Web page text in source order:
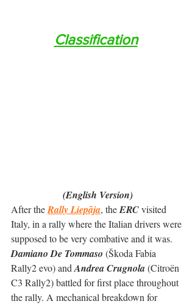
Classification
(English Version)
After the Rally Liepāja, the ERC visited
Italy, in a rally where the Italian drivers were
supposed to be very combative and it was.
Damiano De Tommaso (Škoda Fabia
Rally2 evo) and Andrea Crugnola (Citroën
C3 Rally2) battled for first place throughout
the rally. A mechanical breakdown for